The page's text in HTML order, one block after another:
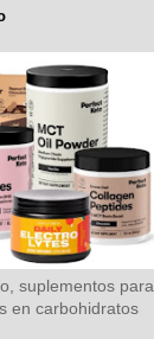
suplementos para
en carbohidratos